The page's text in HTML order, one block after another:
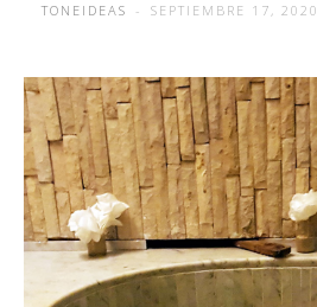
TONEIDEAS - SEPTIEMBRE 17, 2020